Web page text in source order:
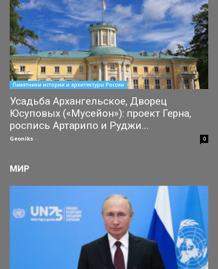
Памятники истории и архитектуры России
Усадьба Архангельское, Дворец
Юсуповых («Мусейон»): проект Герна,
роспись Артарипо и Руджи...
Geoniks - 0
МИР